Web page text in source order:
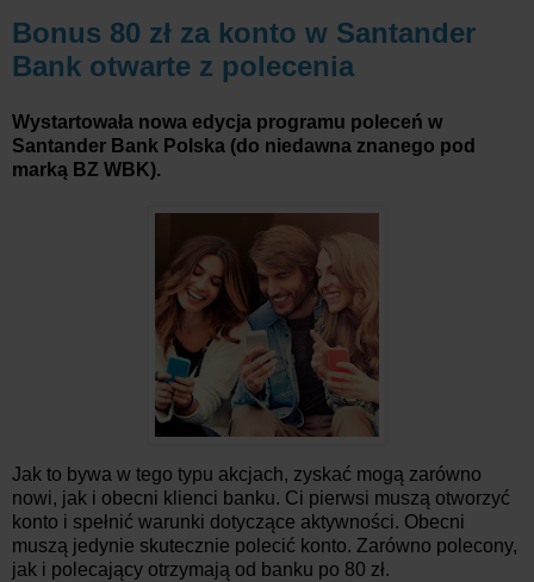
Bonus 80 zł za konto w Santander
Bank otwarte z polecenia
Wystartowała nowa edycja programu poleceń w
Santander Bank Polska (do niedawna znanego pod
marką BZ WBK).
Jak to bywa w tego typu akcjach, zyskać mogą zarówno
nowi, jak i obecni klienci banku. Ci pierwsi muszą otworzyć
konto i spełnić warunki dotyczące aktywności. Obecni
muszą jedynie skutecznie polecić konto. Zarówno polecony,
jak i polecający otrzymają od banku po 80 zł.